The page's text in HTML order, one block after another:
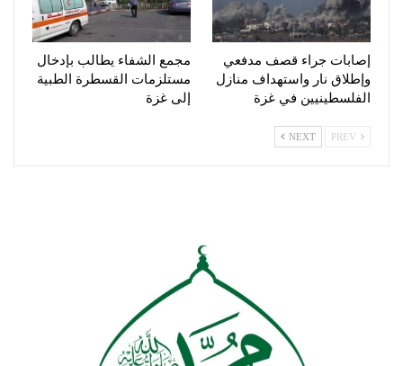
إصابات جراء قصف مدفعي
وإطلاق نار واستهداف منازل
الفلسطينيين في غزة
مجمع الشفاء يطالب بإدخال
مستلزمات القسطرة الطبية
إلى غزة
NEXT